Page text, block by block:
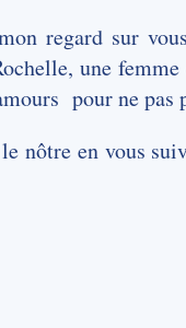
regard sur
une
pour ne pas
nôtre en vous